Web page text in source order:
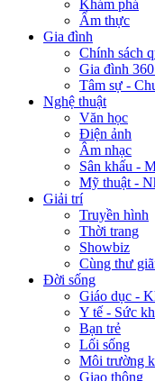
Khám phá
Ẩm thực
Gia đình
Chính sách
Gia đình
Tâm sự -
Nghệ thuật
Văn học
Điện ảnh
Âm nhạc
Sân khấu -
Mỹ thuật -
Giải trí
Truyền hình
Thời trang
Showbiz
Cùng thư
Đời sống
Giáo dục -
Y tế - Sức
Bạn trẻ
Lối sống
Môi trường
Giao thông